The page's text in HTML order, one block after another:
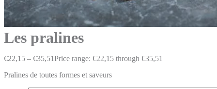
Les pralines
€22,15 – €35,51Price range: €22,15 through €35,51
Pralines de toutes formes et saveurs